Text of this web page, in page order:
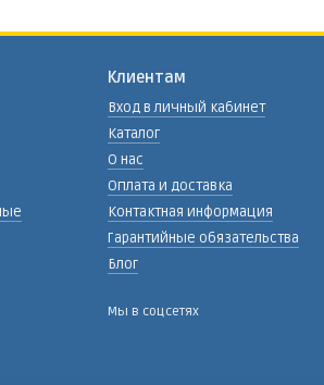
Клиентам
Вход в личный кабинет
Каталог
О нас
Оплата и доставка
Контактная информация
Гарантийные обязательства
Блог
Мы в соцсетях